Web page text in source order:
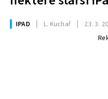
IPAD L. Kuchař
23. 3.